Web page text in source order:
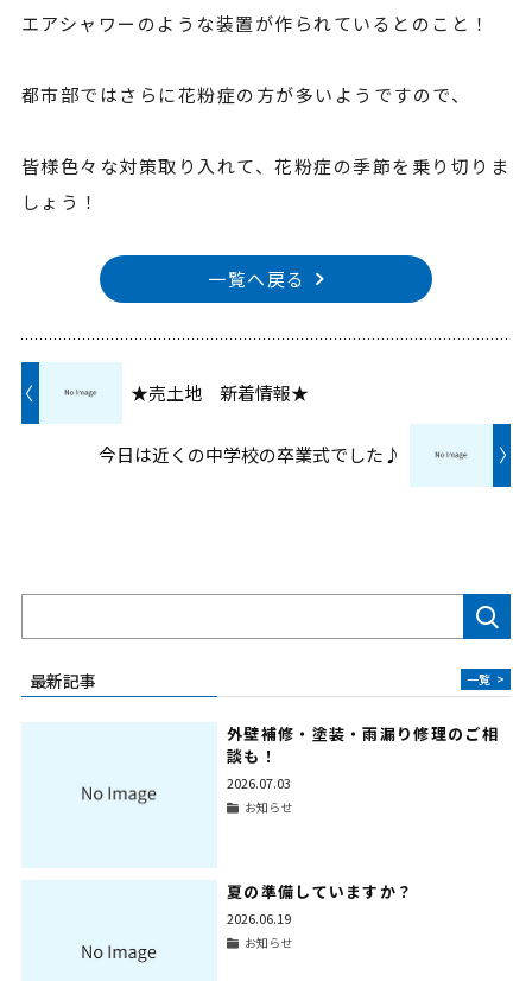
エアシャワーのような装置が作られているとのこと！
都市部ではさらに花粉症の方が多いようですので、
皆様色々な対策取り入れて、花粉症の季節を乗り切りま
しょう！
一覧へ戻る
〈 ★売土地 新着情報★
〉
今日は近くの中学校の卒業式でした♪
最新記事 一覧 >
外壁補修・塗装・雨漏り修理のご相
談も！
2026.07.03
お知らせ
夏の準備していますか？
2026.06.19
お知らせ